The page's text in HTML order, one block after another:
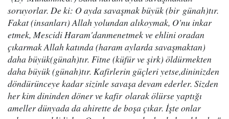
soruyorlar. De ki: O ayda savaşmak büyük (bir günah)tır.
Fakat (insanları) Allah yolundan alıkoymak, O'nu inkar
etmek, Mescidi Haram'danmenetmek ve ehlini oradan
çıkarmak Allah katında (haram aylarda savaşmaktan)
daha büyük(günah)tır. Fitne (küfür ve şirk) öldürmekten
daha büyük (günah)tır. Kafirlerin güçleri yetse,dininizden
döndürünceye kadar sizinle savaşa devam ederler. Sizden
her kim dininden döner ve kafir olarak ölürse yaptığı
ameller dünyada da ahirette de boşa çıkar. İşte onlar